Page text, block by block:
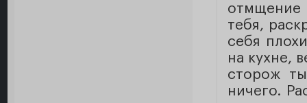
отмщение
тебя,
себя
на кухне,
сторож
ничего.